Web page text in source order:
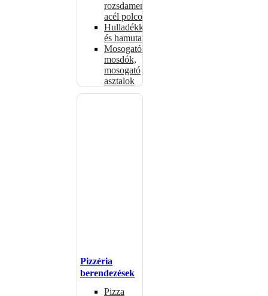
rozsdamentes
acél polcok
Hulladékkosarak
és hamutartók
Mosogatók,
mosdók,
mosogató
asztalok
Pizzéria
berendezések
Pizza